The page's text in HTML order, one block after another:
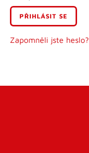
Zapomněli jste heslo?
Uživatelské jméno